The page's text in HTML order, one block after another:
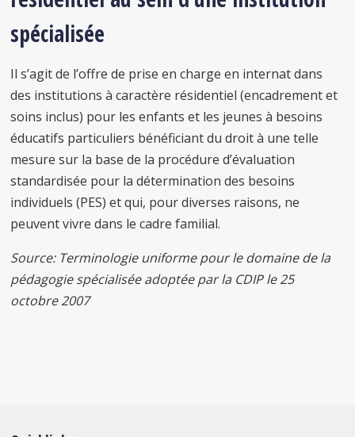
spécialisée
Il s’agit de l’offre de prise en charge en internat dans
des institutions à caractère résidentiel (encadrement et
soins inclus) pour les enfants et les jeunes à besoins
éducatifs particuliers bénéficiant du droit à une telle
mesure sur la base de la procédure d’évaluation
standardisée pour la détermination des besoins
individuels (PES) et qui, pour diverses raisons, ne
peuvent vivre dans le cadre familial.
Source: Terminologie uniforme pour le domaine de la
pédagogie spécialisée adoptée par la CDIP le 25
octobre 2007